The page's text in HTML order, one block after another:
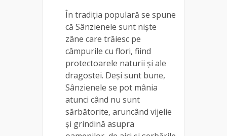
În tradiția populară se spune
că Sânzienele sunt nişte
zâne care trăiesc pe
câmpurile cu flori, fiind
protectoarele naturii şi ale
dragostei. Deși sunt bune,
Sânzienele se pot mânia
atunci când nu sunt
sărbătorite, aruncând vijelie
și grindină asupra